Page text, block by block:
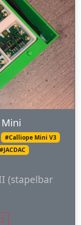
Mini
#Calliope Mini V3
#JACDAC
(stapelbar
2